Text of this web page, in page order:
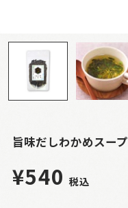
旨味だしわかめスープ
¥540 税込